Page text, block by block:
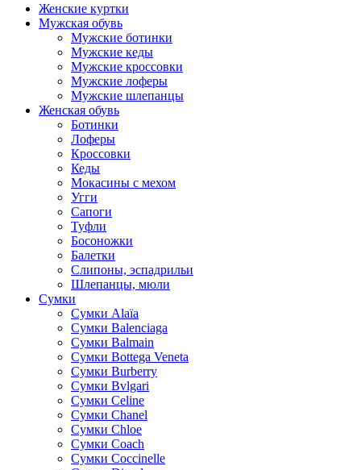
Женские куртки
Мужская обувь
Мужские ботинки
Мужские кеды
Мужские кроссовки
Мужские лоферы
Мужские шлепанцы
Женская обувь
Ботинки
Лоферы
Кроссовки
Кеды
Мокасины с мехом
Угги
Сапоги
Туфли
Босоножки
Балетки
Слипоны, эспадрильи
Шлепанцы, мюли
Сумки
Cумки Alaïa
Сумки Balenciaga
Сумки Balmain
Сумки Bottega Veneta
Сумки Burberry
Сумки Bvlgari
Сумки Celine
Сумки Chanel
Сумки Chloe
Сумки Coach
Сумки Coccinelle